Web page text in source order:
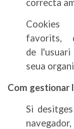
correcta
favorits,
de
seua
Com gestionar
Si